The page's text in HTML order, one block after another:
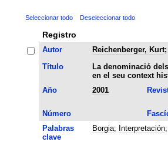
Seleccionar todo Deseleccionar todo
Registro
Autor Reichenberger, Kurt;
Título
La denominació
en el seu context
Año
2001
Número
Palabras
clave
Borgia; Interpretación;